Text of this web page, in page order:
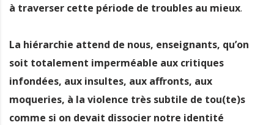
à traverser cette période de troubles au mieux.
La hiérarchie attend de nous, enseignants, qu’on
soit totalement imperméable aux critiques
infondées, aux insultes, aux affronts, aux
moqueries, à la violence très subtile de tou(te)s
comme si on devait dissocier notre identité